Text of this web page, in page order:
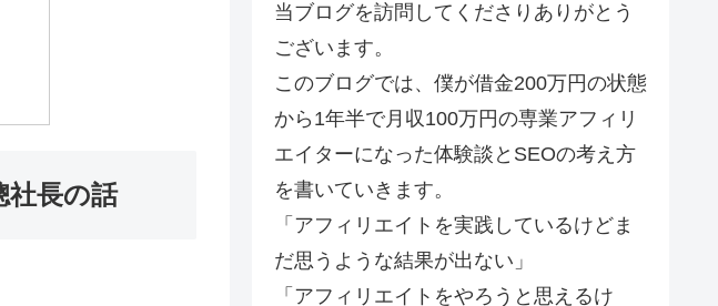
社長の話
当ブログを訪問してくださりありがとう
ございます。
このブログでは、僕が借金200万円の状態
から1年半で月収100万円の専業アフィリ
エイターになった体験談とSEOの考え方
を書いていきます。
「アフィリエイトを実践しているけどま
だ思うような結果が出ない」
「アフィリエイトをやろうと思えるけ